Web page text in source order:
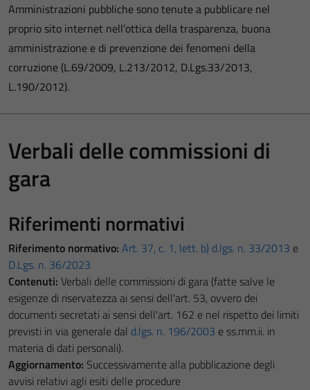
Amministrazioni pubbliche sono tenute a pubblicare nel
proprio sito internet nell’ottica della trasparenza, buona
amministrazione e di prevenzione dei fenomeni della
corruzione (L.69/2009, L.213/2012, D.Lgs.33/2013,
L.190/2012).
Verbali delle commissioni di
gara
Riferimenti normativi
Riferimento normativo: Art. 37, c. 1, lett. b) d.lgs. n. 33/2013 e
D.Lgs. n. 36/2023
Contenuti: Verbali delle commissioni di gara (fatte salve le
esigenze di riservatezza ai sensi dell'art. 53, ovvero dei
documenti secretati ai sensi dell'art. 162 e nel rispetto dei limiti
previsti in via generale dal d.lgs. n. 196/2003 e ss.mm.ii. in
materia di dati personali).
Aggiornamento: Successivamente alla pubblicazione degli
avvisi relativi agli esiti delle procedure